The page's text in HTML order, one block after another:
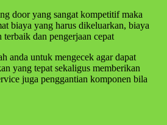
door yang sangat kompetitif maka
biaya yang harus dikeluarkan, biaya
dan pengerjaan cepat
anda untuk mengecek agar dapat
yang tepat sekaligus memberikan
juga penggantian komponen bila